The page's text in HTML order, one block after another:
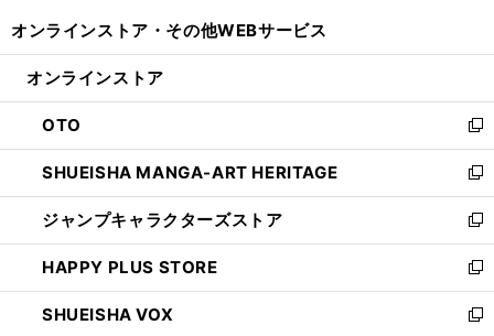
開
ン
ウ
で
開
く
ウ
ン
ド
ウ
で
開
く
オンラインストア・ その他WEBサービス
オンラインストア
OTO
新
し
い
ウ
ィ
ン
ド
ウ
で
SHUEISHA MANGA-ART HERITAGE
新
し
い
ウ
ィ
ン
ド
ジャンプキャラクターズストア
新
し
い
ウ
ィ
HAPPY PLUS STORE
新
し
い
SHUEISHA VOX
新